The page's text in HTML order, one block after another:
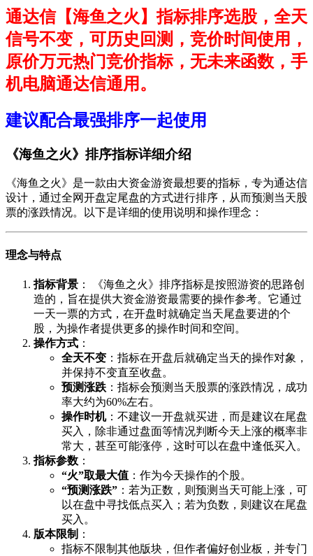
通达信【海鱼之火】指标排序选股，全天
信号不变，可历史回测，竞价时间使用，
原价万元热门竞价指标，无未来函数，手
机电脑通达信通用。
建议配合最强排序一起使用
《海鱼之火》排序指标详细介绍
《海鱼之火》是一款由大资金游资最想要的指标，专为通达信
设计，通过全网开盘定尾盘的方式进行排序，从而预测当天股
票的涨跌情况。以下是详细的使用说明和操作理念：
理念与特点
指标背景 ： 《海鱼之火》排序指标是按照游资的思路创
造的，旨在提供大资金游资最需要的操作参考。它通过
一天一票的方式，在开盘时就确定当天尾盘要进的个
股，为操作者提供更多的操作时间和空间。
操作方式 ：
全天不变 ：指标在开盘后就确定当天的操作对象，
并保持不变直至收盘。
预测涨跌 ：指标会预测当天股票的涨跌情况，成功
率大约为60%左右。
操作时机：不建议一开盘就买进，而是建议在尾盘
买入，除非通过盘面等情况判断今天上涨的概率非
常大，甚至可能涨停，这时可以在盘中逢低买入。
指标参数 ：
“火”取最大值 ：作为今天操作的个股。
“预测涨跌” ：若为正数，则预测当天可能上涨，可
以在盘中寻找低点买入；若为负数，则建议在尾盘
买入。
版本限制 ：
指标不限制其他版块，但作者偏好创业板，并专门